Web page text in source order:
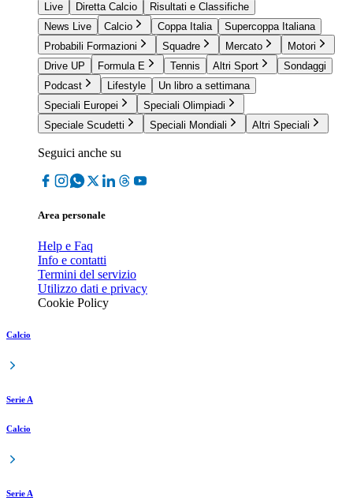
Live
Diretta Calcio
Risultati e Classifiche
News Live
Calcio Coppa Italia
Supercoppa Italiana
Probabili Formazioni
Squadre Mercato
Motori
Drive UP
Formula E Tennis Altri Sport
Sondaggi
Podcast
Lifestyle
Un libro a settimana
Speciali Europei
Speciali Olimpiadi
Speciale Scudetti
Speciali Mondiali Altri Speciali
Seguici anche su
Area personale
Help e Faq
Info e contatti
Termini del servizio
Utilizzo dati e privacy
Cookie Policy
Calcio
Serie A
Calcio
Serie A